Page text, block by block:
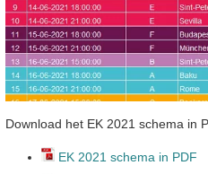
Download het EK 2021 schema in
EK 2021 schema in PDF